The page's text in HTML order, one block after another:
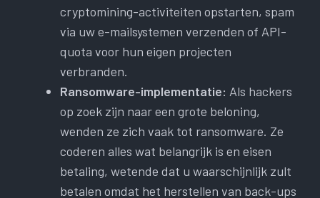
cryptomining-activiteiten opstarten, spam
via uw e-mailsystemen verzenden of API-
quota voor hun eigen projecten
verbranden.
Ransomware-implementatie: Als hackers
op zoek zijn naar een grote beloning,
wenden ze zich vaak tot ransomware. Ze
coderen alles wat belangrijk is en eisen
betaling, wetende dat u waarschijnlijk zult
betalen omdat het herstellen van back-ups